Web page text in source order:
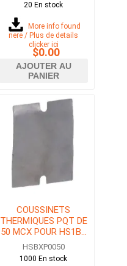
20 En stock
More info found
here / Plus de details
clicker ici
$0.00
AJOUTER AU
PANIER
COUSSINETS
THERMIQUES PQT DE
50 MCX POUR HS1B...
OU HS2B...
HSBXP0050
1000 En stock